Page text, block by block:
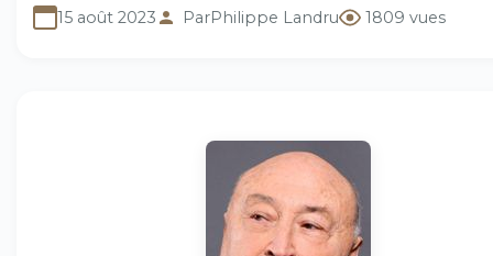
15 août 2023 ParPhilippe Landru 1809 vues